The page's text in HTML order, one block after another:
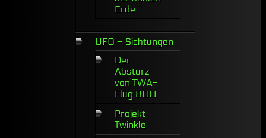
Erde
UFO – Sichtungen
Der
Absturz
von TWA-
Flug 800
Projekt
Twinkle